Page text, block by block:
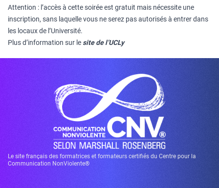
Attention : l’accès à cette soirée est gratuit mais nécessite une
inscription, sans laquelle vous ne serez pas autorisés à entrer dans
les locaux de l’Université.
Plus d’information sur le site de l’UCLy
Le site français des formatrices et formateurs certifiés du Centre pour la
Communication NonViolente®